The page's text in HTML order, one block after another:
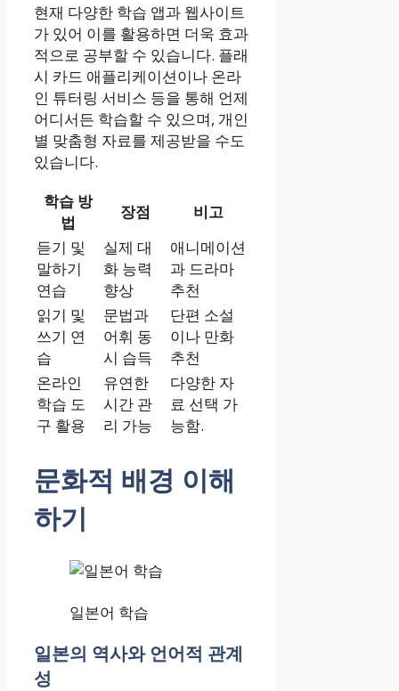
현재 다양한 학습 앱과 웹사이트
가 있어 이를 활용하면 더욱 효과
적으로 공부할 수 있습니다. 플래
시 카드 애플리케이션이나 온라
인 튜터링 서비스 등을 통해 언제
어디서든 학습할 수 있으며, 개인
별 맞춤형 자료를 제공받을 수도
있습니다.
학습 방
법
장점
비고
듣기 및
말하기
연습
실제 대
화 능력
향상
애니메이션
과 드라마
추천
읽기 및
쓰기 연
습
문법과
어휘 동
시 습득
단편 소설
이나 만화
추천
온라인
학습 도
구 활용
유연한
시간 관
리 가능
다양한 자
료 선택 가
능함.
문화적 배경 이해
하기
일본어 학습
일본의 역사와 언어적 관계
성